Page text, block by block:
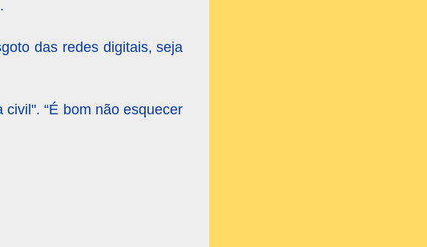
das redes digitais, seja
“É bom não esquecer